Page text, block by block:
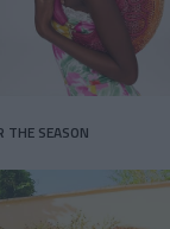
THE SEASON